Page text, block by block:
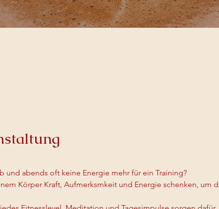
und abends oft keine Energie mehr für ein Training?
Körper Kraft, Aufmerksmkeit und Energie schenken, um